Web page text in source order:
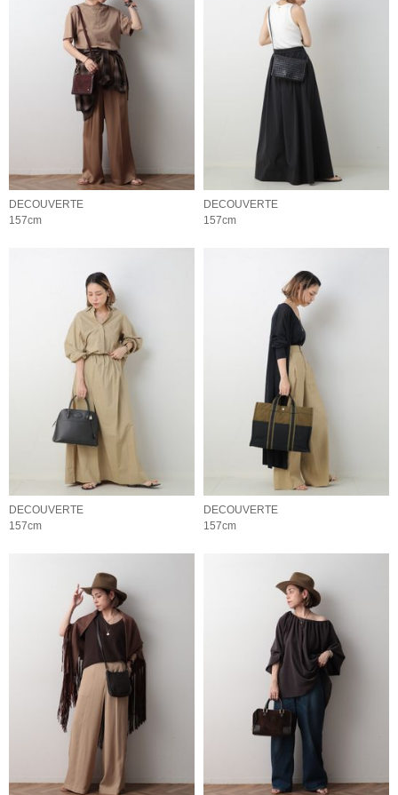
DECOUVERTE
157cm
DECOUVERTE
157cm
DECOUVERTE
157cm
DECOUVERTE
157cm